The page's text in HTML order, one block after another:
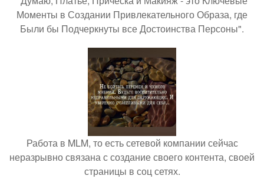
Моменты в Создании Привлекательного Образа, где
Были бы Подчеркнуты все Достоинства Персоны".
Работа в MLM, то есть сетевой компании сейчас
неразрывно связана с создание своего контента, своей
страницы в соц сетях.